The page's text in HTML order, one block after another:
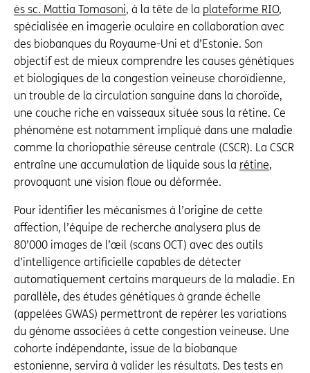
ès sc. Mattia Tomasoni, à la tête de la plateforme RIO,
spécialisée en imagerie oculaire en collaboration avec
des biobanques du Royaume-Uni et d’Estonie. Son
objectif est de mieux comprendre les causes génétiques
et biologiques de la congestion veineuse choroïdienne,
un trouble de la circulation sanguine dans la choroïde,
une couche riche en vaisseaux située sous la rétine. Ce
phénomène est notamment impliqué dans une maladie
comme la choriopathie séreuse centrale (CSCR). La CSCR
entraîne une accumulation de liquide sous la rétine,
provoquant une vision floue ou déformée.
Pour identifier les mécanismes à l’origine de cette
affection, l’équipe de recherche analysera plus de
80’000 images de l’œil (scans OCT) avec des outils
d’intelligence artificielle capables de détecter
automatiquement certains marqueurs de la maladie. En
parallèle, des études génétiques à grande échelle
(appelées GWAS) permettront de repérer les variations
du génome associées à cette congestion veineuse. Une
cohorte indépendante, issue de la biobanque
estonienne, servira à valider les résultats. Des tests en